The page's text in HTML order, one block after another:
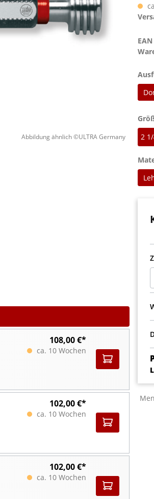
Abbildung ähnlich ©ULTRA Germany
2
108,00 €*
ca. 10 Wochen
102,00 €*
ca. 10 Wochen
102,00 €*
ca. 10 Wochen